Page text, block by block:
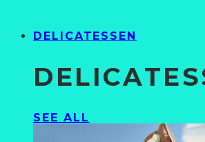
DELICATESSEN
SEE ALL